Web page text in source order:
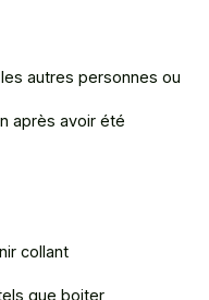
autres personnes ou
après avoir été
collant
que boiter